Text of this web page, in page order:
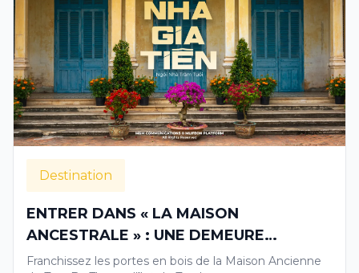
Destination
ENTRER DANS « LA MAISON
ANCESTRALE » : UNE DEMEURE
CENTENAIRE RACONTANT LES
Franchissez les portes en bois de la Maison Ancienne